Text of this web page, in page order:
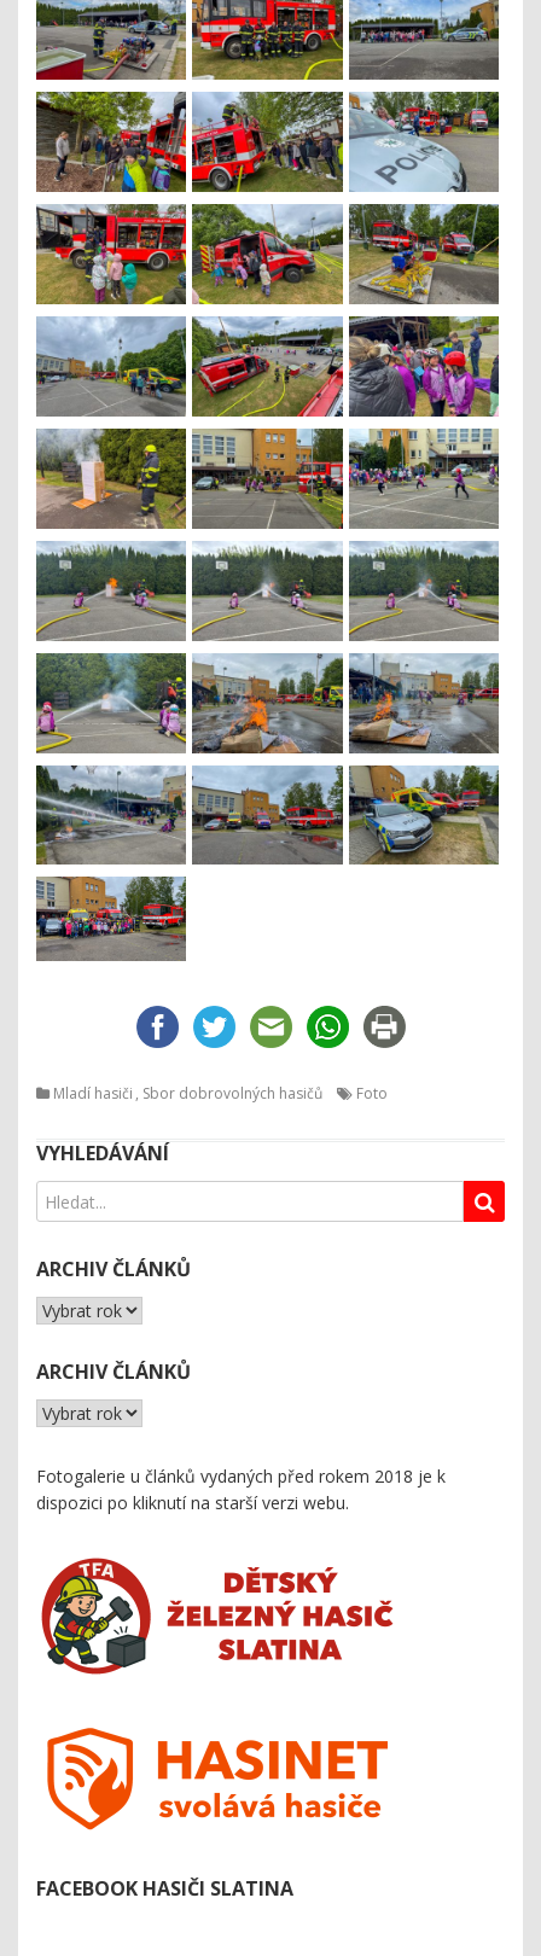
Mladí hasiči , Sbor dobrovolných hasičů Foto
VYHLEDÁVÁNÍ
ARCHIV ČLÁNKŮ
ARCHIV ČLÁNKŮ
Fotogalerie u článků vydaných před rokem 2018 je k
dispozici po kliknutí na starší verzi webu.
FACEBOOK HASIČI SLATINA